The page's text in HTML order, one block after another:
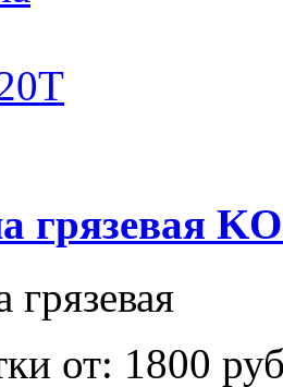
грязевая
от: 1800